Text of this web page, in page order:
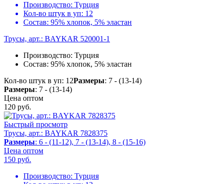
Производство: Турция
Кол-во штук в уп: 12
Состав: 95% хлопок, 5% эластан
Трусы, арт.: BAYKAR 520001-1
Производство: Турция
Состав: 95% хлопок, 5% эластан
Кол-во штук в уп: 12Размеры: 7 - (13-14)
Размеры: 7 - (13-14)
Цена оптом
120 руб.
Быстрый просмотр
Трусы, арт.: BAYKAR 7828375
Размеры: 6 - (11-12), 7 - (13-14), 8 - (15-16)
Цена оптом
150 руб.
Производство: Турция